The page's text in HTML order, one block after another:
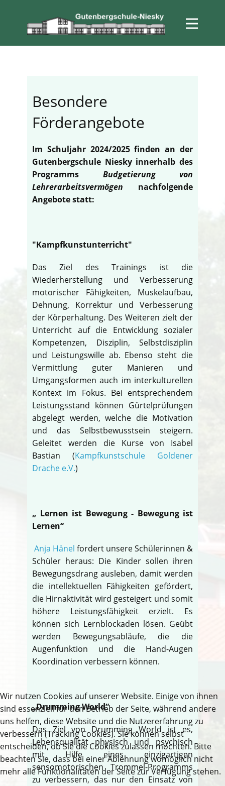
Besondere
Förderangebote
Im Schuljahr 2024/2025 finden an der
Gutenbergschule Niesky innerhalb des
Programms Budgetierung von
Lehrerarbeitsvermögen nachfolgende
Angebote statt:
"Kampfkunstunterricht"
Das Ziel des Trainings ist die
Wiederherstellung und Verbesserung
motorischer Fähigkeiten, Muskelaufbau,
Dehnung, Korrektur und Verbesserung
der Körperhaltung. Des Weiteren zielt der
Unterricht auf die Entwicklung sozialer
Kompetenzen, Disziplin, Selbstdisziplin
und Leistungswille ab. Ebenso steht die
Vermittlung guter Manieren und
Umgangsformen auch im interkulturellen
Kontext im Fokus. Bei entsprechendem
Leistungsstand können Gürtelprüfungen
abgelegt werden, welche die Motivation
und das Selbstbewusstsein steigern.
Geleitet werden die Kurse von Isabel
Bastian (Kampfkunstschule Goldener
Drache e.V.)
„ Lernen ist Bewegung - Bewegung ist
Lernen“
Anja Hänel fordert unsere Schülerinnen &
Schüler heraus: Die Kinder sollen ihren
Bewegungsdrang ausleben, damit werden
die intellektuellen Fähigkeiten gefördert,
die Hirnaktivität wird gesteigert und somit
höhere Leistungsfähigkeit erzielt. Es
können sich Lernblockaden lösen. Geübt
werden Bewegungsabläufe, die die
Augenfunktion und die Hand-Augen
Koordination verbessern können.
„Drumming World“
Das Ziel von Drumming World ist es,
Lebensqualität physisch und psychisch
mit Hilfe eines einzigartigen
sensomotorischen Trommel-Programms
zu verbessern, das nur den Einsatz von
Wir nutzen Cookies auf unserer Website. Einige von ihnen
sind essenziell für den Betrieb der Seite, während andere
uns helfen, diese Website und die Nutzererfahrung zu
verbessern (Tracking Cookies). Sie können selbst
entscheiden, ob Sie die Cookies zulassen möchten. Bitte
beachten Sie, dass bei einer Ablehnung womöglich nicht
mehr alle Funktionalitäten der Seite zur Verfügung stehen.